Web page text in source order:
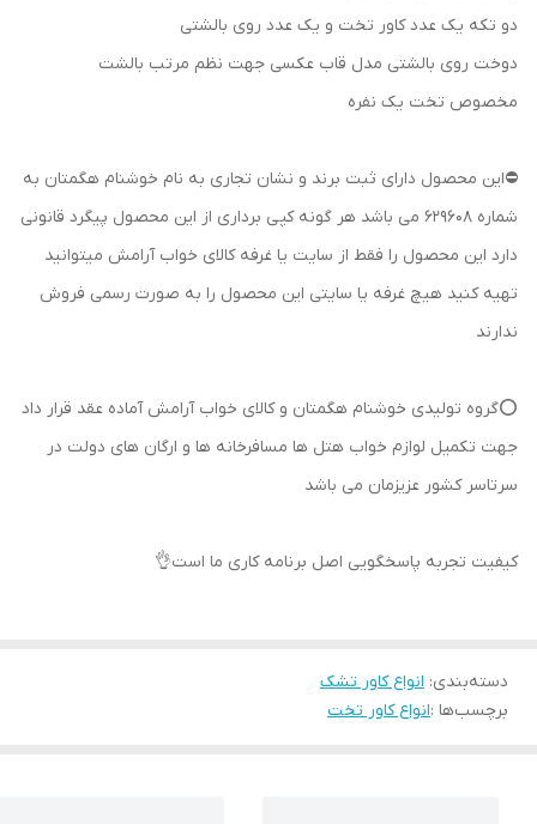
دو تکه یک عدد کاور تخت و یک عدد روی بالشتی
دوخت روی بالشتی مدل قاب عکسی جهت نظم مرتب بالشت
مخصوص تخت یک نفره
⛔این محصول دارای ثبت برند و نشان تجاری به نام خوشنام هگمتان به
شماره 629608 می باشد هر گونه کپی برداری از این محصول پیگرد قانونی
دارد این محصول را فقط از سایت یا غرفه کالای خواب آرامش میتوانید
تهیه کنید هیچ غرفه یا سایتی این محصول را به صورت رسمی فروش
ندارند
⭕گروه تولیدی خوشنام هگمتان و کالای خواب آرامش آماده عقد قرار داد
جهت تکمیل لوازم خواب هتل ها مسافرخانه ها و ارگان های دولت در
سرتاسر کشور عزیزمان می باشد
کیفیت تجربه پاسخگویی اصل برنامه کاری ما است👌
دسته‌بندی: انواع کاور تشک
برچسب‌ها :انواع کاور تخت